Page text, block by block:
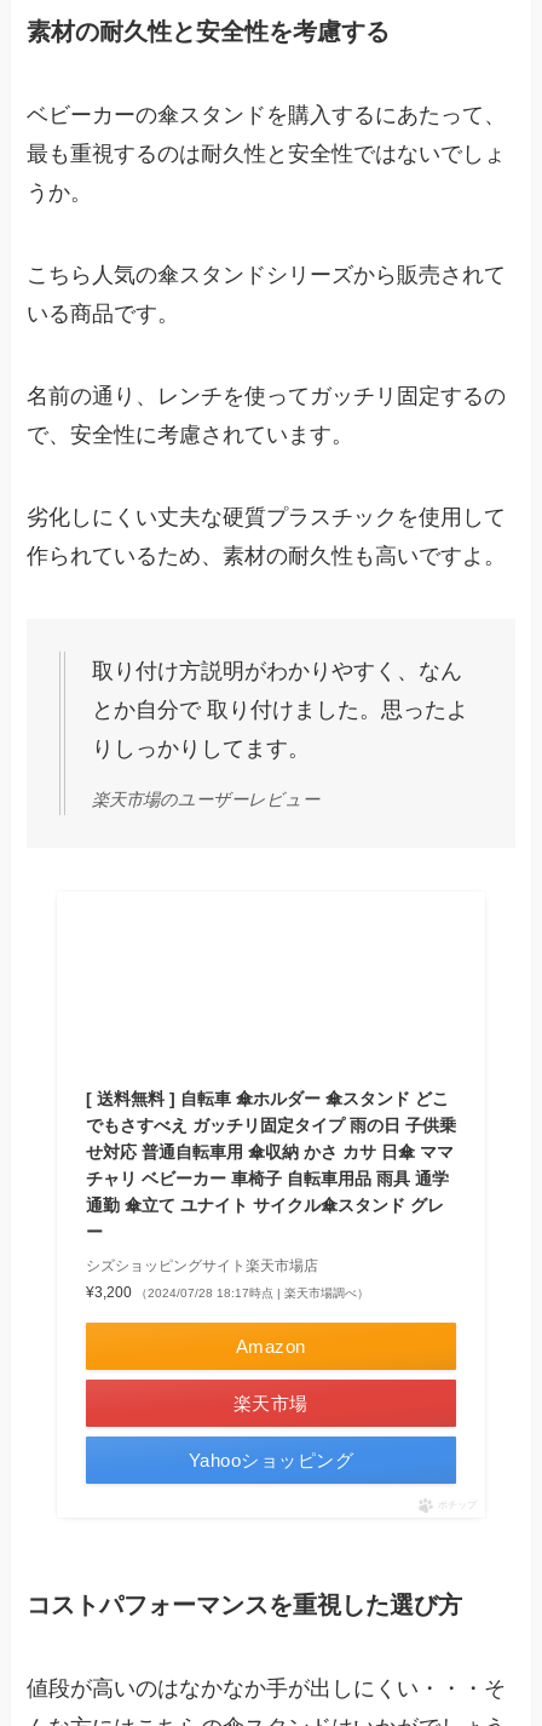
素材の耐久性と安全性を考慮する
ベビーカーの傘スタンドを購入するにあたって、
最も重視するのは耐久性と安全性ではないでしょ
うか。
こちら人気の傘スタンドシリーズから販売されて
いる商品です。
名前の通り、レンチを使ってガッチリ固定するの
で、安全性に考慮されています。
劣化しにくい丈夫な硬質プラスチックを使用して
作られているため、素材の耐久性も高いですよ。
取り付け方説明がわかりやすく、なん
とか自分で 取り付けました。思ったよ
りしっかりしてます。
楽天市場のユーザーレビュー
[ 送料無料 ] 自転車 傘ホルダー 傘スタンド どこ
でもさすべえ ガッチリ固定タイプ 雨の日 子供乗
せ対応 普通自転車用 傘収納 かさ カサ 日傘 ママ
チャリ ベビーカー 車椅子 自転車用品 雨具 通学
通勤 傘立て ユナイト サイクル傘スタンド グレ
ー
シズショッピングサイト楽天市場店
¥3,200
（2024/07/28 18:17時点 | 楽天市場調べ）
Amazon
楽天市場
Yahooショッピング
ポチップ
コストパフォーマンスを重視した選び方
値段が高いのはなかなか手が出しにくい・・・そ